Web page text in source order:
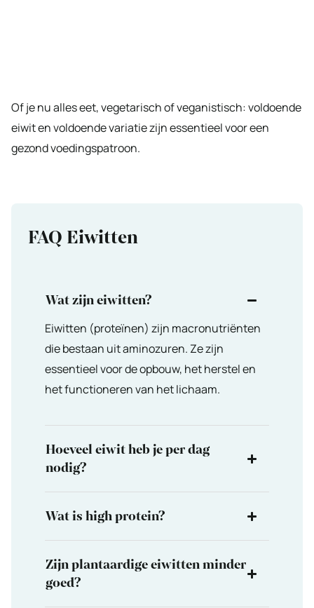
Of je nu alles eet, vegetarisch of veganistisch: voldoende
eiwit en voldoende variatie zijn essentieel voor een
gezond voedingspatroon.
FAQ Eiwitten
Wat zijn eiwitten?
Eiwitten (proteïnen) zijn macronutriënten
die bestaan uit aminozuren. Ze zijn
essentieel voor de opbouw, het herstel en
het functioneren van het lichaam.
Hoeveel eiwit heb je per dag
nodig?
Wat is high protein?
Zijn plantaardige eiwitten minder
goed?